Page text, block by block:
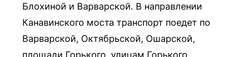
Блохиной и Варварской. В направлении
Канавинского моста транспорт поедет по
Варварской, Октябрьской, Ошарской,
площади Горького, улицам Горького,